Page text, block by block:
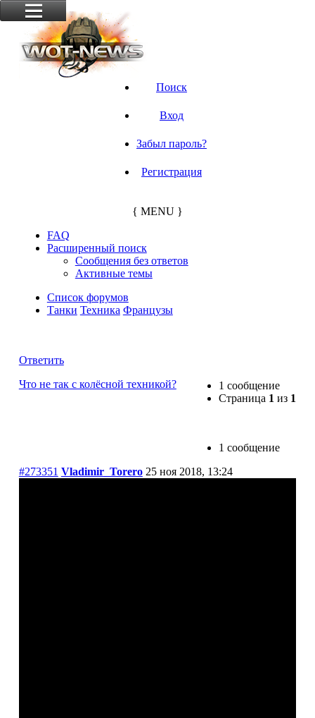
Поиск
Вход
Забыл пароль?
Регистрация
{ MENU }
FAQ
Расширенный поиск
Сообщения без ответов
Активные темы
Список форумов
Танки Техника Французы
1 сообщение
Страница 1 из 1
1 сообщение
Ответить
Что не так с колёсной техникой?
#273351 Vladimir_Torero 25 ноя 2018, 13:24